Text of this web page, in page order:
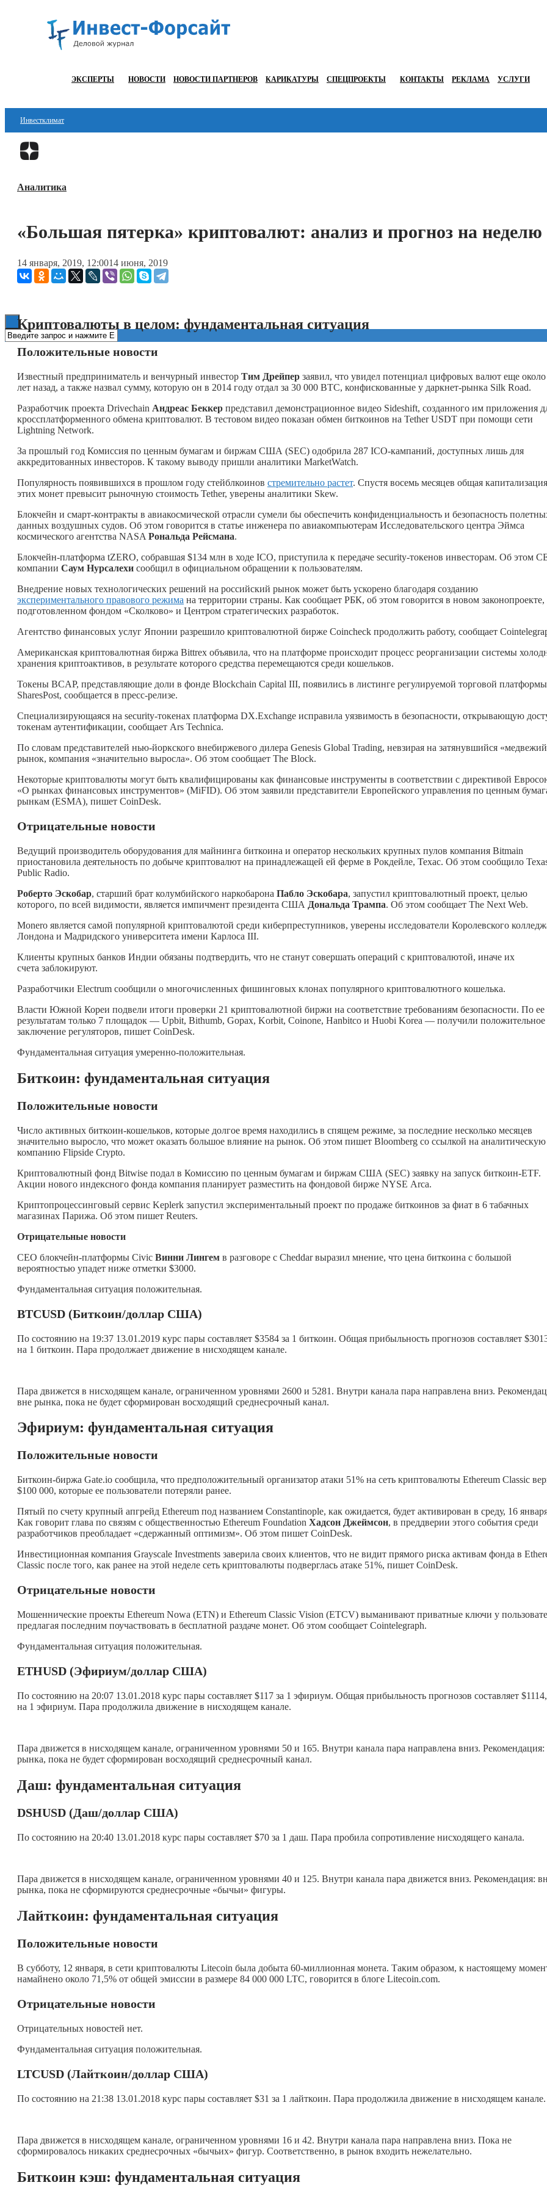
ЭКСПЕРТЫ НОВОСТИ НОВОСТИ ПАРТНЕРОВ КАРИКАТУРЫ СПЕЦПРОЕКТЫ КОНТАКТЫ РЕКЛАМА УСЛУГИ
Инвестклимат
Финансы
Блокчейн
ESG
Аналитика
«Большая пятерка» криптовалют: анализ и прогноз на неделю
14 января, 2019, 12:0014 июня, 2019
Криптовалюты в целом: фундаментальная ситуация
Положительные новости
Известный предприниматель и венчурный инвестор Тим Дрейпер заявил, что увидел потенциал цифровых валют еще
лет назад, а также назвал сумму, которую он в 2014 году отдал за 30 000 BTC, конфискованные у даркнет-рынка Silk Road.
Разработчик проекта Drivechain Андреас Беккер представил демонстрационное видео Sideshift, созданного им приложения
кроссплатформенного обмена криптовалют. В тестовом видео показан обмен биткоинов на Tether USDT при помощи сети
Lightning Network.
За прошлый год Комиссия по ценным бумагам и биржам США (SEC) одобрила 287 ICO-кампаний, доступных лишь для
аккредитованных инвесторов. К такому выводу пришли аналитики MarketWatch.
Популярность появившихся в прошлом году стейблкоинов стремительно растет. Спустя восемь месяцев общая капитализация
этих монет превысит рыночную стоимость Tether, уверены аналитики Skew.
Блокчейн и смарт-контракты в авиакосмической отрасли сумели бы обеспечить конфиденциальность и безопасность
данных воздушных судов. Об этом говорится в статье инженера по авиакомпьютерам Исследовательского центра Эймса
космического агентства NASA Рональда Рейсмана.
Блокчейн-платформа tZERO, собравшая $134 млн в ходе ICO, приступила к передаче security-токенов инвесторам. Об этом
компании Саум Нурсалехи сообщил в официальном обращении к пользователям.
Внедрение новых технологических решений на российский рынок может быть ускорено благодаря созданию
экспериментального правового режима на территории страны. Как сообщает РБК, об этом говорится в новом законопроекте,
подготовленном фондом «Сколково» и Центром стратегических разработок.
Агентство финансовых услуг Японии разрешило криптовалютной бирже Coincheck продолжить работу, сообщает
Американская криптовалютная биржа Bittrex объявила, что на платформе происходит процесс реорганизации системы
хранения криптоактивов, в результате которого средства перемещаются среди кошельков.
Токены BCAP, представляющие доли в фонде Blockchain Capital III, появились в листинге регулируемой торговой платформы
SharesPost, сообщается в пресс-релизе.
Специализирующаяся на security-токенах платформа DX.Exchange исправила уязвимость в безопасности, открывающую
токенам аутентификации, сообщает Ars Technica.
По словам представителей нью-йоркского внебиржевого дилера Genesis Global Trading, невзирая на затянувшийся
рынок, компания «значительно выросла». Об этом сообщает The Block.
Некоторые криптовалюты могут быть квалифицированы как финансовые инструменты в соответствии с директивой
«O рынках финансовых инструментов» (MiFID). Об этом заявили представители Европейского управления по ценным
рынкам (ESMA), пишет CoinDesk.
Отрицательные новости
Ведущий производитель оборудования для майнинга биткоина и оператор нескольких крупных пулов компания Bitmain
приостановила деятельность по добыче криптовалют на принадлежащей ей ферме в Рокдейле, Техас. Об этом сообщило
Public Radio.
Роберто Эскобар, старший брат колумбийского наркобарона Пабло Эскобара, запустил криптовалютный проект, целью
которого, по всей видимости, является импичмент президента США Дональда Трампа. Об этом сообщает The Next Web.
Monero является самой популярной криптовалютой среди киберпреступников, уверены исследователи Королевского
Лондона и Мадридского университета имени Карлоса III.
Клиенты крупных банков Индии обязаны подтвердить, что не станут совершать операций с криптовалютой, иначе их
счета заблокируют.
Разработчики Electrum сообщили о многочисленных фишинговых клонах популярного криптовалютного кошелька.
Власти Южной Кореи подвели итоги проверки 21 криптовалютной биржи на соответствие требованиям безопасности. По ее
результатам только 7 площадок — Upbit, Bithumb, Gopax, Korbit, Coinone, Hanbitco и Huobi Korea — получили положительное
заключение регуляторов, пишет CoinDesk.
Фундаментальная ситуация умеренно-положительная.
Биткоин: фундаментальная ситуация
Положительные новости
Число активных биткоин-кошельков, которые долгое время находились в спящем режиме, за последние несколько месяцев
значительно выросло, что может оказать большое влияние на рынок. Об этом пишет Bloomberg со ссылкой на аналитическую
компанию Flipside Crypto.
Криптовалютный фонд Bitwise подал в Комиссию по ценным бумагам и биржам США (SEC) заявку на запуск биткоин-ETF.
Акции нового индексного фонда компания планирует разместить на фондовой бирже NYSE Arca.
Криптопроцессинговый сервис Keplerk запустил экспериментальный проект по продаже биткоинов за фиат в 6 табачных
магазинах Парижа. Об этом пишет Reuters.
Отрицательные новости
CEO блокчейн-платформы Civic Винни Лингем в разговоре с Cheddar выразил мнение, что цена биткоина с большой
вероятностью упадет ниже отметки $3000.
Фундаментальная ситуация положительная.
BTCUSD (Биткоин/доллар США)
По состоянию на 19:37 13.01.2019 курс пары составляет $3584 за 1 биткоин. Общая прибыльность прогнозов составляет
на 1 биткоин. Пара продолжает движение в нисходящем канале.
Пара движется в нисходящем канале, ограниченном уровнями 2600 и 5281. Внутри канала пара направлена вниз.
вне рынка, пока не будет сформирован восходящий среднесрочный канал.
Эфириум: фундаментальная ситуация
Положительные новости
Биткоин-биржа Gate.io сообщила, что предположительный организатор атаки 51% на сеть криптовалюты Ethereum Classic
$100 000, которые ее пользователи потеряли ранее.
Пятый по счету крупный апгрейд Ethereum под названием Constantinople, как ожидается, будет активирован в среду, 16
Как говорит глава по связям с общественностью Ethereum Foundation Хадсон Джеймсон, в преддверии этого события среди
разработчиков преобладает «сдержанный оптимизм». Об этом пишет CoinDesk.
Инвестиционная компания Grayscale Investments заверила своих клиентов, что не видит прямого риска активам фонда в
Classic после того, как ранее на этой неделе сеть криптовалюты подверглась атаке 51%, пишет CoinDesk.
Отрицательные новости
Мошеннические проекты Ethereum Nowa (ETN) и Ethereum Classic Vision (ETCV) выманивают приватные ключи у
предлагая последним поучаствовать в бесплатной раздаче монет. Об этом сообщает Cointelegraph.
Фундаментальная ситуация положительная.
ETHUSD (Эфириум/доллар США)
По состоянию на 20:07 13.01.2018 курс пары составляет $117 за 1 эфириум. Общая прибыльность прогнозов составляет
на 1 эфириум. Пара продолжила движение в нисходящем канале.
Пара движется в нисходящем канале, ограниченном уровнями 50 и 165. Внутри канала пара направлена вниз. Рекомендация:
рынка, пока не будет сформирован восходящий среднесрочный канал.
Даш: фундаментальная ситуация
DSHUSD (Даш/доллар США)
По состоянию на 20:40 13.01.2018 курс пары составляет $70 за 1 даш. Пара пробила сопротивление нисходящего канала.
Пара движется в нисходящем канале, ограниченном уровнями 40 и 125. Внутри канала пара движется вниз. Рекомендация:
рынка, пока не сформируются среднесрочные «бычьи» фигуры.
Лайткоин: фундаментальная ситуация
Положительные новости
В субботу, 12 января, в сети криптовалюты Litecoin была добыта 60-миллионная монета. Таким образом, к настоящему
намайнено около 71,5% от общей эмиссии в размере 84 000 000 LTC, говорится в блоге Litecoin.com.
Отрицательные новости
Отрицательных новостей нет.
Фундаментальная ситуация положительная.
LTCUSD (Лайткоин/доллар США)
По состоянию на 21:38 13.01.2018 курс пары составляет $31 за 1 лайткоин. Пара продолжила движение в нисходящем канале.
Пара движется в нисходящем канале, ограниченном уровнями 16 и 42. Внутри канала пара направлена вниз. Пока не
сформировалось никаких среднесрочных «бычьих» фигур. Соответственно, в рынок входить нежелательно.
Биткоин кэш: фундаментальная ситуация